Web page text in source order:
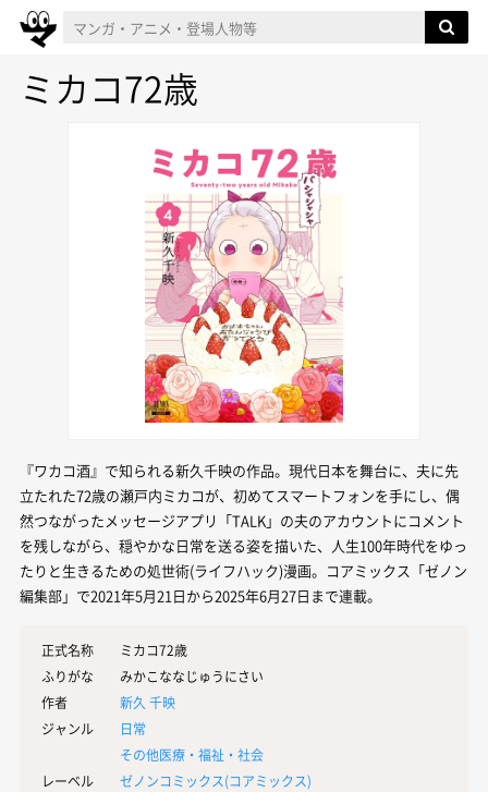
ミカコ72歳
『ワカコ酒』で知られる新久千映の作品。現代日本を舞台に、夫に先
立たれた72歳の瀬戸内ミカコが、初めてスマートフォンを手にし、偶
然つながったメッセージアプリ「TALK」の夫のアカウントにコメント
を残しながら、穏やかな日常を送る姿を描いた、人生100年時代をゆっ
たりと生きるための処世術(ライフハック)漫画。コアミックス「ゼノン
編集部」で2021年5月21日から2025年6月27日まで連載。
正式名称
ミカコ72歳
ふりがな
みかこななじゅうにさい
作者
新久 千映
ジャンル
日常
その他医療・福祉・社会
レーベル
ゼノンコミックス(コアミックス)